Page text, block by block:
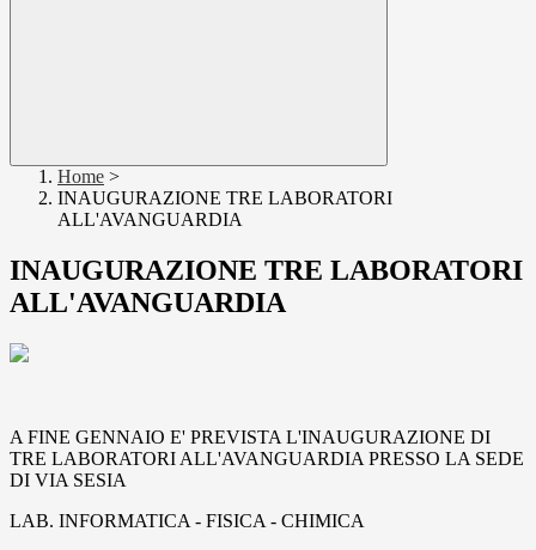
Home >
INAUGURAZIONE TRE LABORATORI
ALL'AVANGUARDIA
INAUGURAZIONE TRE LABORATORI
ALL'AVANGUARDIA
A FINE GENNAIO E' PREVISTA L'INAUGURAZIONE DI
TRE LABORATORI ALL'AVANGUARDIA PRESSO LA SEDE
DI VIA SESIA
LAB. INFORMATICA - FISICA - CHIMICA